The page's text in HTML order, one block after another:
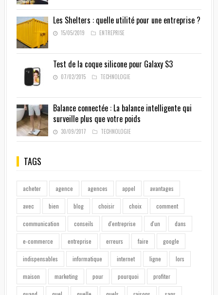
Les Shelters : quelle utilité pour une entreprise ?
15/05/2019 ENTREPRISE
Test de la coque silicone pour Galaxy S3
07/02/2015 TECHNOLOGIE
Balance connectée : La balance intelligente qui
surveille plus que votre poids
30/09/2017 TECHNOLOGIE
TAGS
acheter agence agences appel avantages
avec bien blog choisir choix comment
communication conseils d'entreprise d'un dans
e-commerce entreprise erreurs faire google
indispensables informatique internet ligne lors
maison marketing pour pourquoi profiter